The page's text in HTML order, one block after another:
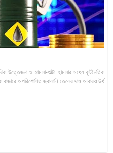
উত্তেজনা ও হামলা-পাল্টা হামলার মধ্যে কূটনৈতিক
অপরিশোধিত জ্বালানি তেলের দাম আবারও ঊর্ধ